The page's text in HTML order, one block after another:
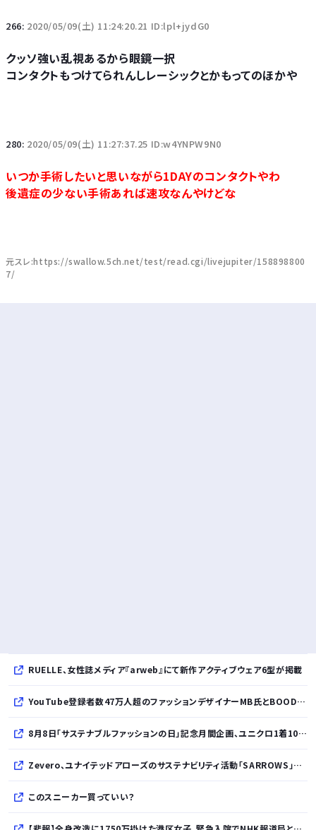
266: 2020/05/09(土) 11:24:20.21 ID:lpl+jydG0
クッソ強い乱視あるから眼鏡一択
コンタクトもつけてられんしレーシックとかもってのほかや
280: 2020/05/09(土) 11:27:37.25 ID:w4YNPW9N0
いつか手術したいと思いながら1DAYのコンタクトやわ
後遺症の少ない手術あれば速攻なんやけどな
元スレ:https://swallow.5ch.net/test/read.cgi/livejupiter/158898800
7/
RUELLE、女性誌メディア『arweb』にて新作アクティブウェア6型が掲載
YouTube登録者数47万人超のファッションデザイナーMB氏とBOODYがコラボレーション。極上の着心地を追求した別注Tシャツが8月12日発売開始
8月8日「サステナブルファッションの日」記念月間企画、ユニクロ1着100円買取保証とXプレゼントキャンペーンを実施
Zevero、ユナイテッドアローズのサステナビリティ活動「SARROWS」を支援。Scope 3排出量算定の効率化・精緻化を開始
このスニーカー買っていい？